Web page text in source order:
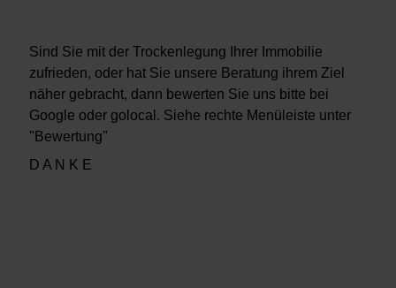
Sind Sie mit der Trockenlegung Ihrer Immobilie
zufrieden, oder hat Sie unsere Beratung ihrem Ziel
näher gebracht, dann bewerten Sie uns bitte bei
Google oder golocal. Siehe rechte Menüleiste unter
"Bewertung"
D A N K E